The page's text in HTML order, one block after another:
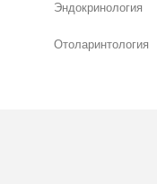
Эндокринология
Отоларинтология